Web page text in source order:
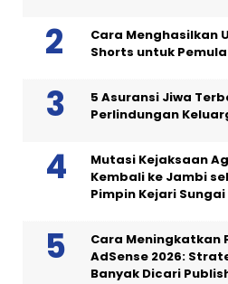
Cara Menghasilkan
Shorts untuk Pemula
5 Asuransi Jiwa
Perlindungan
Mutasi Kejaksaan
Kembali ke Jambi
Pimpin Kejari Sungai
Cara Meningkatkan
AdSense 2026:
Banyak Dicari